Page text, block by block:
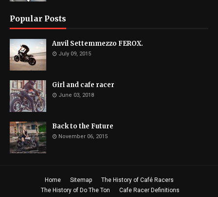
Popular Posts
Anvil Settemmezzo FEROX.
July 09, 2015
Girl and cafe racer
June 03, 2018
Back to the Future
November 06, 2015
Home Sitemap
The History of Café Racers
The History of Do The Ton
Cafe Racer Definitions